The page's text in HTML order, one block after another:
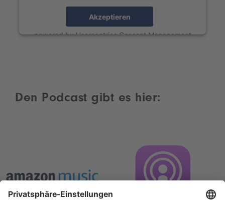
Akzeptieren
powered byUsercentrics Consent Management
Den Podcast gibt es hier: